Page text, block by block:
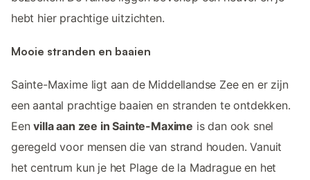
hebt hier prachtige uitzichten.
Mooie stranden en baaien
Sainte-Maxime ligt aan de Middellandse Zee en er zijn
een aantal prachtige baaien en stranden te ontdekken.
Eenvilla aan zee in Sainte-Maxime is dan ook snel
geregeld voor mensen die van strand houden. Vanuit
het centrum kun je het Plage de la Madrague en het